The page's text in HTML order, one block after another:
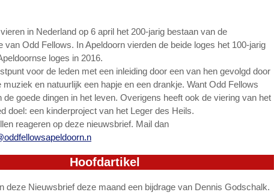
in Nederland op 6 april het 200-jarig bestaan van de
van Odd Fellows. In Apeldoorn vierden de beide loges het 100-jarig
loges in 2016.
voor de leden met een inleiding door een van hen gevolgd door
en natuurlijk een hapje en een drankje. Want Odd Fellows
de goede dingen in het leven. Overigens heeft ook de viering van het
doel: een kinderproject van het Leger des Heils.
reageren op deze nieuwsbrief. Mail dan
Hoofdartikel
deze Nieuwsbrief deze maand een bijdrage van Dennis Godschalk.